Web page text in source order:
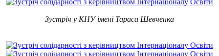
Зустріч у КНУ імені Тараса Шевченка